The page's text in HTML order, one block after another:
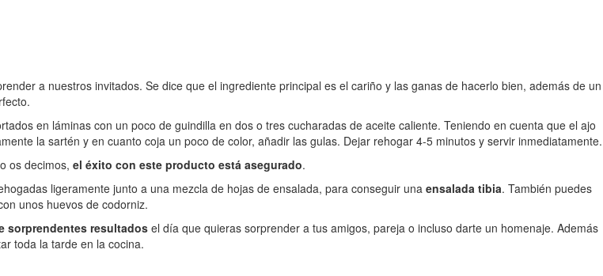
a nuestros invitados. Se dice que el ingrediente principal es el cariño y las ganas de hacerlo bien, además de un
en láminas con un poco de guindilla en dos o tres cucharadas de aceite caliente. Teniendo en cuenta que el ajo
la sartén y en cuanto coja un poco de color, añadir las gulas. Dejar rehogar 4-5 minutos y servir inmediatamente.
os decimos, el éxito con este producto está asegurado.
ligeramente junto a una mezcla de hojas de ensalada, para conseguir una ensalada tibia. También puedes
unos huevos de codorniz.
sorprendentes resultados el día que quieras sorprender a tus amigos, pareja o incluso darte un homenaje. Además
toda la tarde en la cocina.